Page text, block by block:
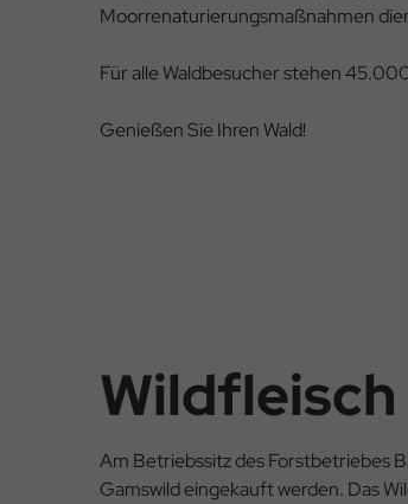
Moorrenaturierungsmaßnahmen
Für alle Waldbesucher stehen
Genießen Sie Ihren Wald!
Wildfleisch
Am Betriebssitz des Forstbetriebes
Gamswild eingekauft werden. Das